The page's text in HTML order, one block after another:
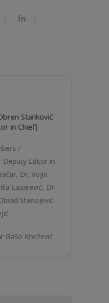
| |
Stanković
in Chief]
/
Deputy Editor in
Dr. Vojin
Lazarević, Dr.
Stanojević
Gašo Knežević